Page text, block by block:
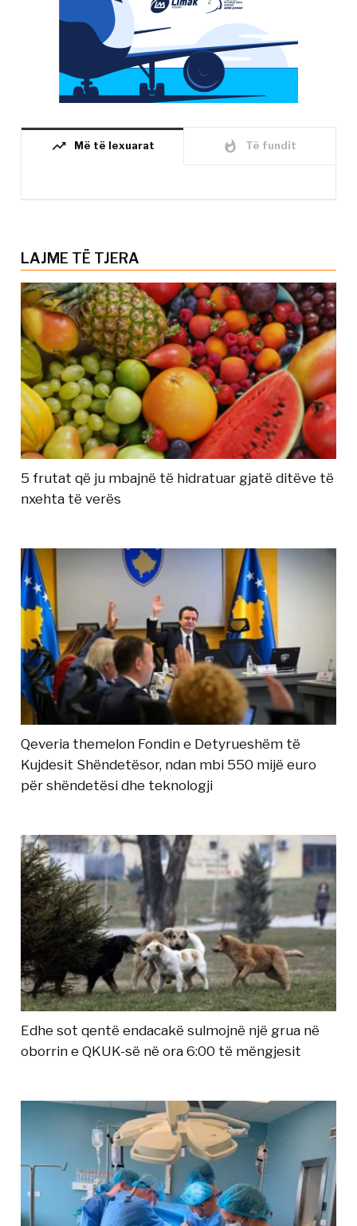
trending_up Më të lexuarat whatshot Të fundit
LAJME TË TJERA
5 frutat që ju mbajnë të hidratuar gjatë ditëve të
nxehta të verës
Qeveria themelon Fondin e Detyrueshëm të
Kujdesit Shëndetësor, ndan mbi 550 mijë euro
për shëndetësi dhe teknologji
Edhe sot qentë endacakë sulmojnë një grua në
oborrin e QKUK-së në ora 6:00 të mëngjesit